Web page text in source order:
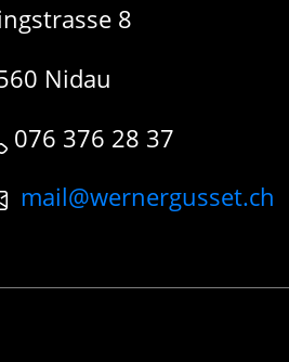
8
Nidau
076 376 28 37
mail@wernergusset.ch